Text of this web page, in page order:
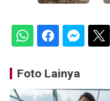
Foto Lainya